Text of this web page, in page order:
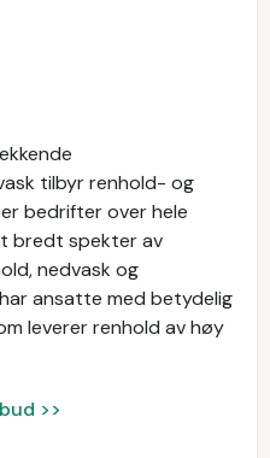
tilbyr renhold- og
bedrifter over hele
bredt spekter av
nedvask og
ansatte med betydelig
leverer renhold av høy
>>